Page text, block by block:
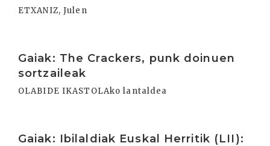
ETXANIZ, Julen
Gaiak: The Crackers, punk doinuen
sortzaileak
OLABIDE IKASTOLAko lantaldea
Gaiak: Ibilaldiak Euskal Herritik (LII):